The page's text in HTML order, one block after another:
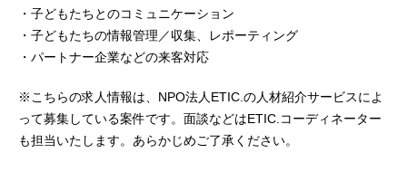
・子どもたちとのコミュニケーション
・子どもたちの情報管理／収集、レポーティング
・パートナー企業などの来客対応
※こちらの求人情報は、NPO法人ETIC.の人材紹介サービスによ
って募集している案件です。面談などはETIC.コーディネーター
も担当いたします。あらかじめご了承ください。